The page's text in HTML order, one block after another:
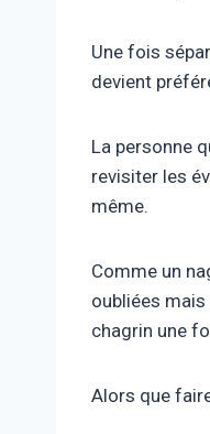
Une fois
devient
La personne
revisiter les
même.
Comme un
oubliées mais
chagrin une
Alors que